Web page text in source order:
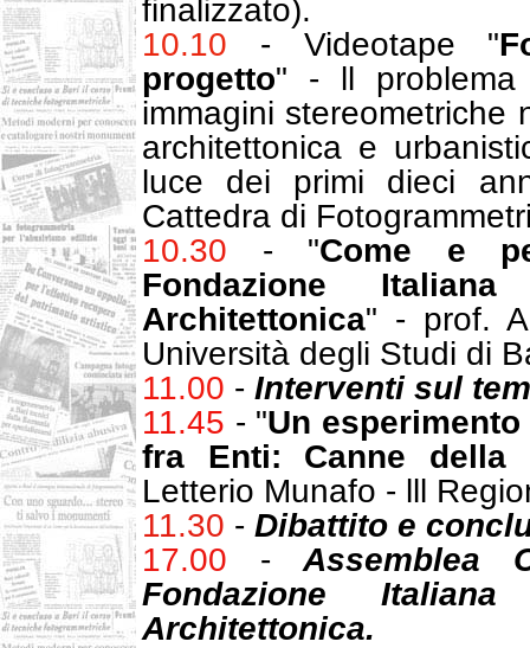
finalizzato).
10.10 - Videotape "
progetto" - ll problema
immagini stereometriche
architettonica e
luce dei primi dieci
Cattedra di
10.30 - "Come e
Fondazione Italiana
Architettonica" - prof.
Università degli Studi di
11.00 - Interventi sul
11.45 - "Un
fra Enti: Canne della
Letterio Munafo - lll
11.30 - Dibattito e
17.00 - Assemblea
Fondazione Italiana
Architettonica.